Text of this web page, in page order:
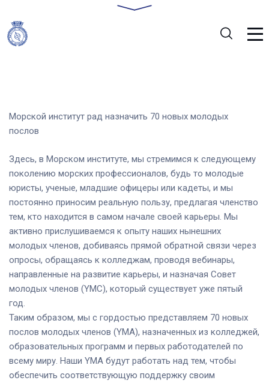
Морской институт рад назначить 70 новых молодых
послов
Здесь, в Морском институте, мы стремимся к следующему
поколению морских профессионалов, будь то молодые
юристы, ученые, младшие офицеры или кадеты, и мы
постоянно приносим реальную пользу, предлагая членство
тем, кто находится в самом начале своей карьеры. Мы
активно прислушиваемся к опыту наших нынешних
молодых членов, добиваясь прямой обратной связи через
опросы, обращаясь к колледжам, проводя вебинары,
направленные на развитие карьеры, и назначая Совет
молодых членов (YMC), который существует уже пятый
год.
Таким образом, мы с гордостью представляем 70 новых
послов молодых членов (YMA), назначенных из колледжей,
образовательных программ и первых работодателей по
всему миру. Наши YMA будут работать над тем, чтобы
обеспечить соответствующую поддержку своим